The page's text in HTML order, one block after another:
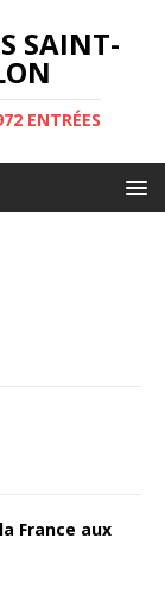
SAINT-
ENTRÉES
France aux